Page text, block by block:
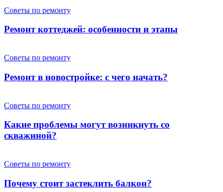
Советы по ремонту
Ремонт коттеджей: особенности и этапы
Советы по ремонту
Ремонт в новостройке: с чего начать?
Советы по ремонту
Какие проблемы могут возникнуть со
скважиной?
Советы по ремонту
Почему стоит застеклить балкон?